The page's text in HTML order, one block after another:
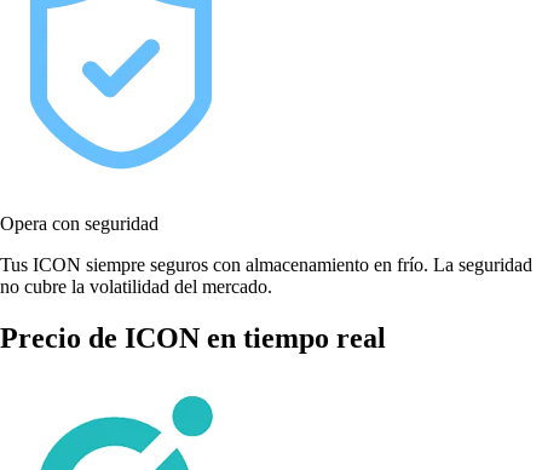
Opera con seguridad
Tus ICON siempre seguros con almacenamiento en frío. La seguridad
no cubre la volatilidad del mercado.
Precio de ICON en tiempo real